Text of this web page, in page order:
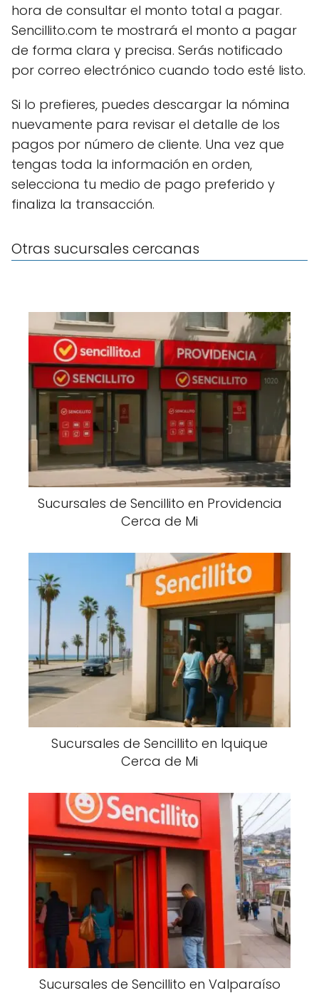
hora de consultar el monto total a pagar.
Sencillito.com te mostrará el monto a pagar
de forma clara y precisa. Serás notificado
por correo electrónico cuando todo esté listo.
Si lo prefieres, puedes descargar la nómina
nuevamente para revisar el detalle de los
pagos por número de cliente. Una vez que
tengas toda la información en orden,
selecciona tu medio de pago preferido y
finaliza la transacción.
Otras sucursales cercanas
Sucursales de Sencillito en Providencia
Cerca de Mi
Sucursales de Sencillito en Iquique
Cerca de Mi
Sucursales de Sencillito en Valparaíso